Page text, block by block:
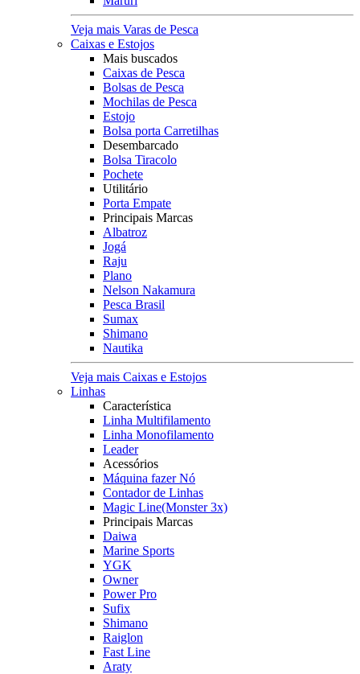
Veja mais Varas de Pesca
Caixas e Estojos
Mais buscados
Caixas de Pesca
Bolsas de Pesca
Mochilas de Pesca
Estojo
Bolsa porta Carretilhas
Desembarcado
Bolsa Tiracolo
Pochete
Utilitário
Porta Empate
Principais Marcas
Albatroz
Jogá
Raju
Plano
Nelson Nakamura
Pesca Brasil
Sumax
Shimano
Nautika
Veja mais Caixas e Estojos
Linhas
Característica
Linha Multifilamento
Linha Monofilamento
Leader
Acessórios
Máquina fazer Nó
Contador de Linhas
Magic Line(Monster 3x)
Principais Marcas
Daiwa
Marine Sports
YGK
Owner
Power Pro
Sufix
Shimano
Raiglon
Fast Line
Araty